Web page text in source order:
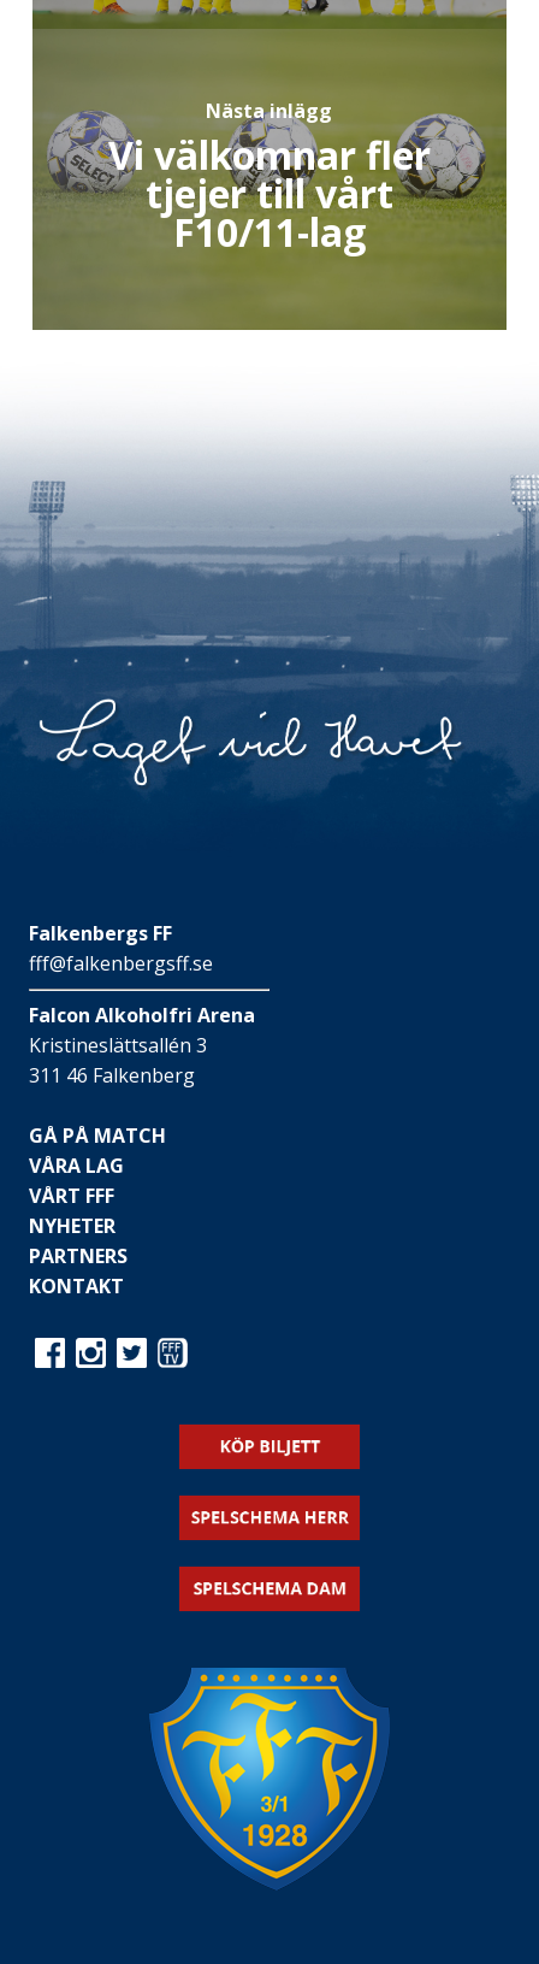
Nästa inlägg
Vi välkomnar fler
tjejer till vårt
F10/11-lag
Falkenbergs FF
fff@falkenbergsff.se
Falcon Alkoholfri Arena
Kristineslättsallén 3
311 46 Falkenberg
GÅ PÅ MATCH
VÅRA LAG
VÅRT FFF
NYHETER
PARTNERS
KONTAKT